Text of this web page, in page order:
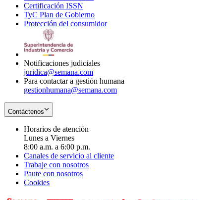
new
window
Certificación ISSN
in
new
TyC Plan de Gobierno
in
Protección del consumidorOpens
Notificaciones judiciales
juridica@semana.com
Para contactar a gestión humana
gestionhumana@semana.com
Contáctenos
Horarios de atención
Lunes a Viernes
8:00 a.m. a 6:00 p.m.
Canales de servicio al cliente
Trabaje con nosotros
Paute con nosotros
Cookies